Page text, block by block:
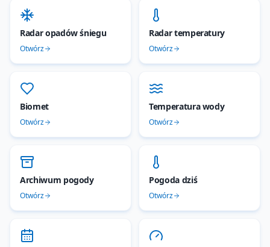
Radar opadów śniegu
Otwórz
Radar temperatury
Otwórz
Biomet
Otwórz
Temperatura wody
Otwórz
Archiwum pogody
Otwórz
Pogoda dziś
Otwórz